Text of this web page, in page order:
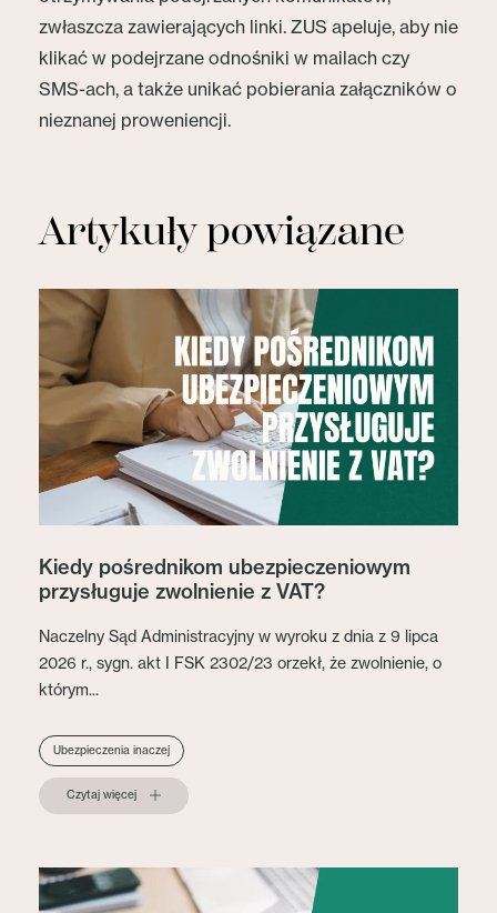
zwłaszcza zawierających linki. ZUS apeluje, aby nie
klikać w podejrzane odnośniki w mailach czy
SMS-ach, a także unikać pobierania załączników o
nieznanej proweniencji.
Artykuły powiązane
Kiedy pośrednikom ubezpieczeniowym
przysługuje zwolnienie z VAT?
Naczelny Sąd Administracyjny w wyroku z dnia z 9 lipca
2026 r., sygn. akt I FSK 2302/23 orzekł, że zwolnienie, o
którym...
Ubezpieczenia inaczej
Czytaj więcej